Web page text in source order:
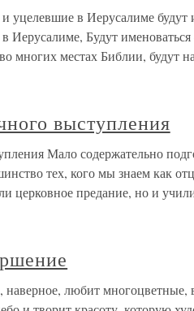
уцелевшие в Иерусалиме будут
Иерусалиме, Будут
многих местах Библии, будут
выступления
Мало содержательно
тех, кого мы знаем как
церковное предание, но и
наверное, любит